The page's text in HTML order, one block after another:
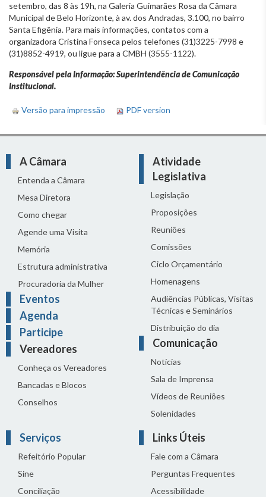
setembro, das 8 às 19h, na Galeria Guimarães Rosa da Câmara
Municipal de Belo Horizonte, à av. dos Andradas, 3.100, no bairro
Santa Efigênia. Para mais informações, contatos com a
organizadora Cristina Fonseca pelos telefones (31)3225-7998 e
(31)8852-4919, ou ligue para a CMBH (3555-1122).
Responsável pela Informação: Superintendência de Comunicação
Institucional.
Versão para impressão PDF version
A Câmara
Entenda a Câmara
Mesa Diretora
Como chegar
Agende uma Visita
Memória
Estrutura administrativa
Procuradoria da Mulher
Eventos
Agenda
Participe
Vereadores
Conheça os Vereadores
Bancadas e Blocos
Conselhos
Atividade
Legislativa
Legislação
Proposições
Reuniões
Comissões
Ciclo Orçamentário
Homenagens
Audiências Públicas, Visitas
Técnicas e Seminários
Distribuição do dia
Comunicação
Notícias
Sala de Imprensa
Vídeos de Reuniões
Solenidades
Serviços
Refeitório Popular
Sine
Conciliação
Links Úteis
Fale com a Câmara
Perguntas Frequentes
Acessibilidade